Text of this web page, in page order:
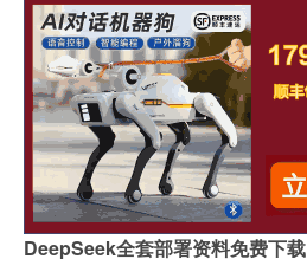
DeepSeek全套部署资料免费下载